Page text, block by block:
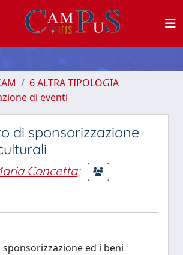
6 ALTRA TIPOLOGIA
di eventi
di sponsorizzazione
Concetta;
ed i beni